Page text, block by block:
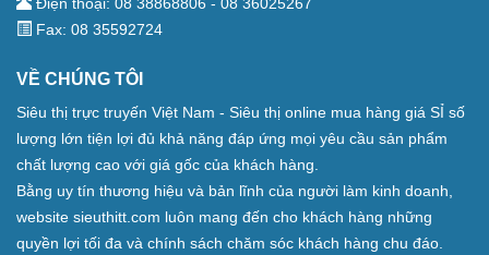
Fax: 08 35592724
VỀ CHÚNG TÔI
Siêu thị trực truyến Việt Nam - Siêu thị online mua hàng giá SỈ số
lượng lớn tiện lợi đủ khả năng đáp ứng mọi yêu cầu sản phẩm
chất lượng cao với giá gốc của khách hàng.
Bằng uy tín thương hiệu và bản lĩnh của người làm kinh doanh,
website sieuthitt.com luôn mang đến cho khách hàng những
quyền lợi tối đa và chính sách chăm sóc khách hàng chu đáo.